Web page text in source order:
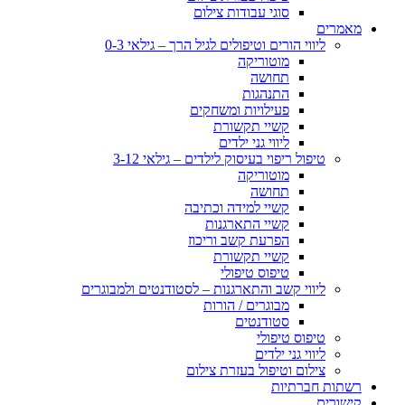
סוגי עבודות צילום
מאמרים
ליווי הורים וטיפולים לגיל הרך – גילאי 0-3
מוטוריקה
תחושה
התנהגות
פעילויות ומשחקים
קשיי תקשורת
ליווי גני ילדים
טיפול ריפוי בעיסוק לילדים – גילאי 3-12
מוטוריקה
תחושה
קשיי למידה וכתיבה
קשיי התארגנות
הפרעת קשב וריכוז
קשיי תקשורת
טיפוס טיפולי
ליווי קשב והתארגנות – לסטודנטים ולמבוגרים
מבוגרים / הורות
סטודנטים
טיפוס טיפולי
ליווי גני ילדים
צילום וטיפול בעזרת צילום
רשתות חברתיות